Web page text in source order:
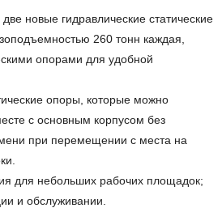
новые гидравлические статические
260 тонн каждая,
опорами для удобной
опоры, которые можно
с основным корпусом без
при перемещении с места на
для небольших рабочих площадок;
и обслуживании.